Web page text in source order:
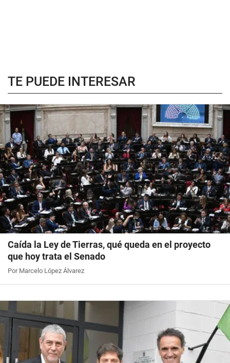
TE PUEDE INTERESAR
Caída la Ley de Tierras, qué queda en el proyecto
que hoy trata el Senado
Por Marcelo López Álvarez